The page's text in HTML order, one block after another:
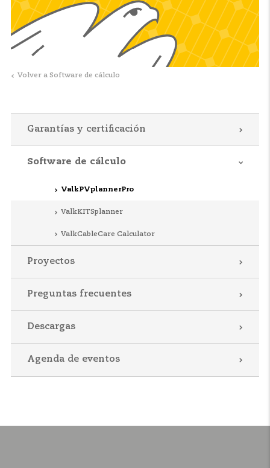
Volver a Software de cálculo
Garantías y certificación
Software de cálculo
ValkPVplannerPro
ValkKITSplanner
ValkCableCare Calculator
Proyectos
Preguntas frecuentes
Descargas
Agenda de eventos